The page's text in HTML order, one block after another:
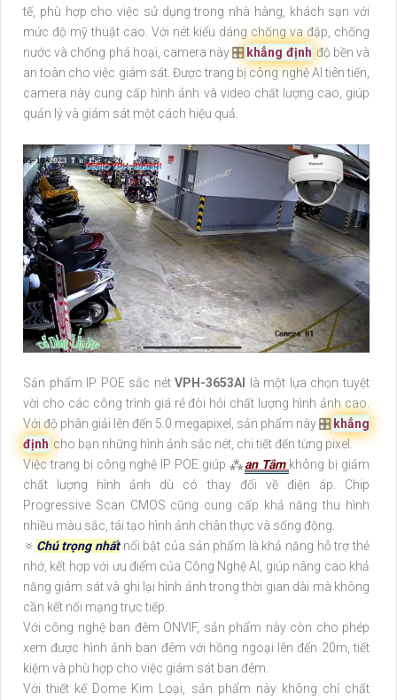
tế, phù hợp cho việc sử dụng trong nhà hàng, khách sạn với
mức độ mỹ thuật cao. Với nét kiểu dáng chống va đập, chống
nước và chống phá hoại, camera này 🎛 khẳng định độ bền và
an toàn cho việc giám sát. Được trang bị công nghệ AI tiên tiến,
camera này cung cấp hình ảnh và video chất lượng cao, giúp
quản lý và giám sát một cách hiệu quả.
Sản phẩm IP POE sắc nétVPH-3653AI
là một lựa chọn tuyệt
vời cho các công trình giá rẻ đòi hỏi chất lượng hình ảnh cao.
Với độ phân giải lên đến 5.0 megapixel, sản phẩm này 🎛 khẳng
định cho bạn những hình ảnh sắc nét, chi tiết đến từng pixel.
Việc trang bị công nghệ IP POE giúp ⁂an Tâm không bị giảm
chất lượng hình ảnh dù có thay đổi về điện áp. Chip
Progressive Scan CMOS cũng cung cấp khả năng thu hình
nhiều màu sắc, tái tạo hình ảnh chân thực và sống động.
🔅 Chú trọng nhấtnổi bật của sản phẩm là khả năng hỗ trợ thẻ
nhớ, kết hợp với ưu điểm của Công Nghệ AI, giúp nâng cao khả
năng giám sát và ghi lại hình ảnh trong thời gian dài mà không
cần kết nối mạng trực tiếp.
Với công nghệ ban đêm ONVIF, sản phẩm này còn cho phép
xem được hình ảnh ban đêm với hồng ngoại lên đến 20m, tiết
kiệm và phù hợp cho việc giám sát ban đêm.
Với thiết kế Dome Kim Loại, sản phẩm này không chỉ chất